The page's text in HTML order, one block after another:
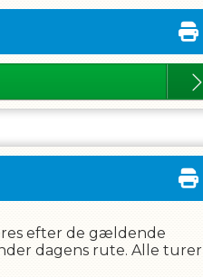
efter de gældende
dagens rute. Alle turer